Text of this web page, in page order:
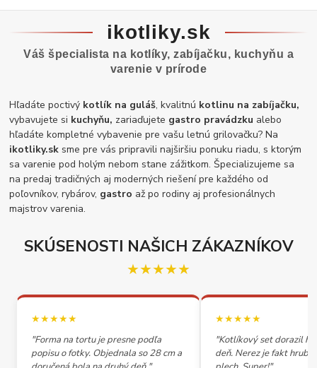
ikotliky.sk
Váš špecialista na kotlíky, zabíjačku, kuchyňu a
varenie v prírode
Hľadáte poctivý kotlík na guláš, kvalitnú kotlinu na zabíjačku,
vybavujete si kuchyňu, zariaďujete gastro pravádzku alebo
hľadáte kompletné vybavenie pre vašu letnú grilovačku? Na
ikotliky.sk sme pre vás pripravili najširšiu ponuku riadu, s ktorým
sa varenie pod holým nebom stane zážitkom. Špecializujeme sa
na predaj tradičných aj moderných riešení pre každého od
poľovníkov, rybárov, gastro až po rodiny aj profesionálnych
majstrov varenia.
SKÚSENOSTI NAŠICH ZÁKAZNÍKOV
★★★★★
★★★★★
"Forma na tortu je presne podľa
popisu o fotky. Objednala so 28 cm a
★★★★★
"Kotlíkový set dorazil
deň. Nerez je fakt